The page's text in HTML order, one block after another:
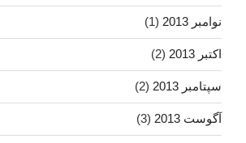
نوامبر 2013 (1)
اکتبر 2013 (2)
سپتامبر 2013 (2)
آگوست 2013 (3)